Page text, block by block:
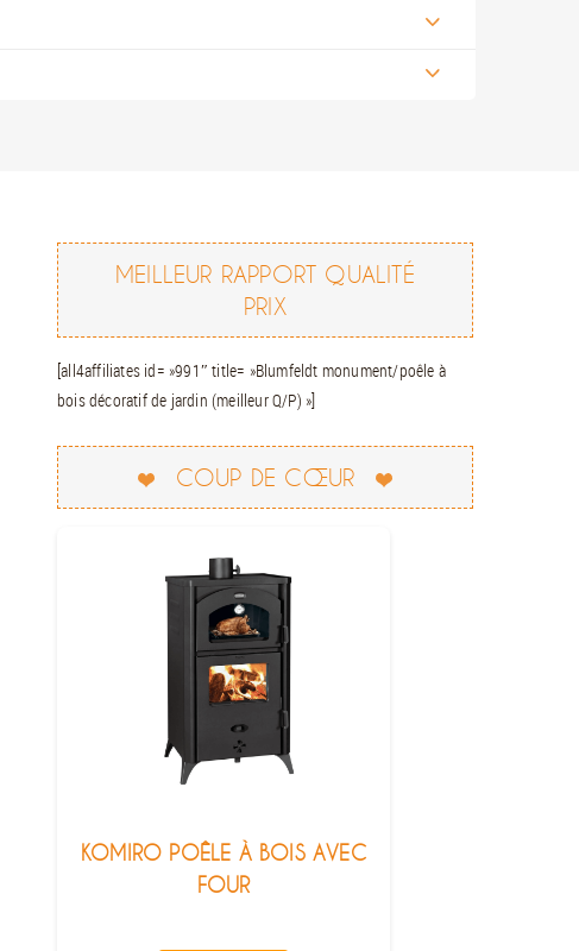
MEILLEUR RAPPORT QUALITÉ
PRIX
[all4affiliates id= »991″ title= »Blumfeldt monument/poêle à
bois décoratif de jardin (meilleur Q/P) »]
COUP DE CŒUR
KOMIRO POÊLE À BOIS AVEC
FOUR